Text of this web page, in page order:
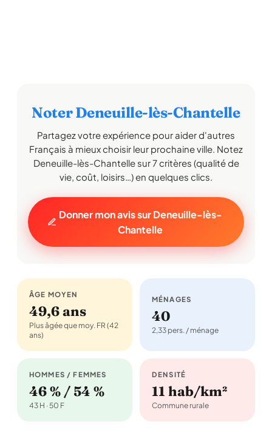
Noter Deneuille-lès-Chantelle
Partagez votre expérience pour aider d'autres
Français à mieux choisir leur prochaine ville. Notez
Deneuille-lès-Chantelle sur 7 critères (qualité de
vie, coût, loisirs…) en quelques clics.
Donner mon avis sur Deneuille-lès-
Chantelle
ÂGE MOYEN
49,6 ans
Plus âgée que moy. FR (42
ans)
MÉNAGES
40
2,33 pers. / ménage
HOMMES / FEMMES
46 % / 54 %
43 H · 50 F
DENSITÉ
11 hab/km²
Commune rurale